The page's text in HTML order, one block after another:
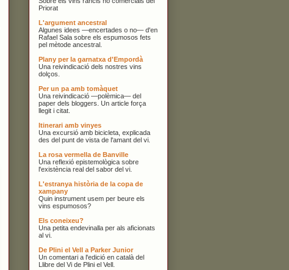
Priorat
L'argument ancestral
Algunes idees —encertades o no— d'en
Rafael Sala sobre els espumosos fets
pel mètode ancestral.
Plany per la garnatxa d'Empordà
Una reivindicació dels nostres vins
dolços.
Per un pa amb tomàquet
Una reivindicació —polèmica— del
paper dels bloggers. Un article força
llegit i citat.
Itinerari amb vinyes
Una excursió amb bicicleta, explicada
des del punt de vista de l'amant del vi.
La rosa vermella de Banville
Una reflexió epistemològica sobre
l'existència real del sabor del vi.
L'estranya història de la copa de
xampany
Quin instrument usem per beure els
vins espumosos?
Els coneixeu?
Una petita endevinalla per als aficionats
al vi.
De Plini el Vell a Parker Junior
Un comentari a l'edició en català del
Llibre del Vi de Plini el Vell.